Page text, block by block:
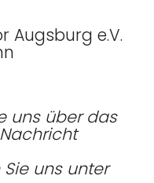
Augsburg e.V.
uns über das
uns unter